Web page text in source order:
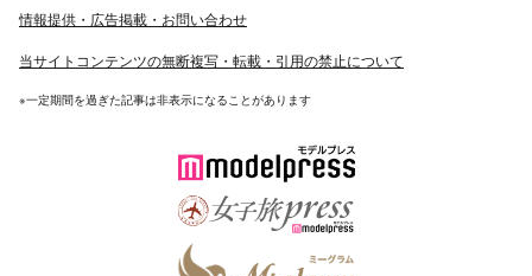
情報提供・広告掲載・お問い合わせ
当サイトコンテンツの無断複写・転載・引用の禁止について
※一定期間を過ぎた記事は非表示になることがあります